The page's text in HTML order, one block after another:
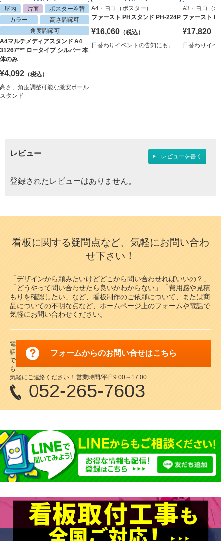
屋内
片面
ポスター差替
カラー
高さ調節可
角度調節可
A4マルチメディアスタンド A4
31267*** ロータイプ シルバー 本
体のみ
¥4,092 （税込）
高さ、角度調整可能な激安ポール
スタンド
A4・ヨコ（ポスター）
ファースト PHスタンド PH-224P
¥16,060 （税込）
日替わりイベントの告知にも。
A3・ヨコ（ポ
ファースト
¥17,820 （
日替わりイベ
レビュー レビューを書く
登録されたレビューはありません。
看板に関する疑問点など、気軽にお問い合わ
せ下さい！
「デザインから頼みたいけどどこから問い合わせればいいの？」
「どうやって問い合わせたら良いかわからない」「費用感や見積
もりを確認したい」など、看板制作のご依頼について、または商
品についての不明な点など、ホームページ上のフォームや電話で
気軽にお問い合わせください。
フォームからのお問い合せはこちら
電
話
で
も
気軽にご連絡ください！ 営業時間/平日9:00～17:00
052-265-7603